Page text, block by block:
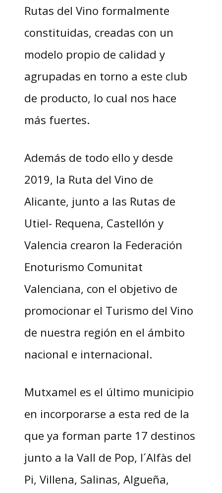
Rutas del Vino formalmente
constituidas, creadas con un
modelo propio de calidad y
agrupadas en torno a este club
de producto, lo cual nos hace
más fuertes.
Además de todo ello y desde
2019, la Ruta del Vino de
Alicante, junto a las Rutas de
Utiel- Requena, Castellón y
Valencia crearon la Federación
Enoturismo Comunitat
Valenciana, con el objetivo de
promocionar el Turismo del Vino
de nuestra región en el ámbito
nacional e internacional.
Mutxamel es el último municipio
en incorporarse a esta red de la
que ya forman parte 17 destinos
junto a la Vall de Pop, l´Alfàs del
Pi, Villena, Salinas, Algueña,